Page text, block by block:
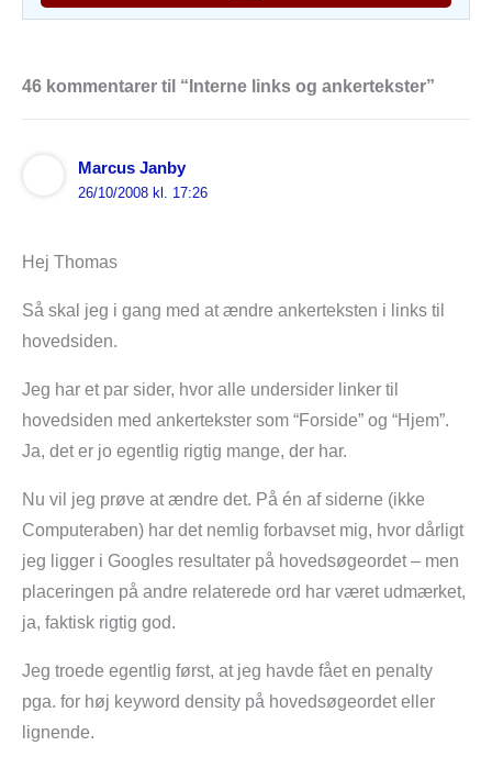
46 kommentarer til “Interne links og ankertekster”
Marcus Janby
26/10/2008 kl. 17:26
Hej Thomas
Så skal jeg i gang med at ændre ankerteksten i links til
hovedsiden.
Jeg har et par sider, hvor alle undersider linker til
hovedsiden med ankertekster som “Forside” og “Hjem”.
Ja, det er jo egentlig rigtig mange, der har.
Nu vil jeg prøve at ændre det. På én af siderne (ikke
Computeraben) har det nemlig forbavset mig, hvor dårligt
jeg ligger i Googles resultater på hovedsøgeordet – men
placeringen på andre relaterede ord har været udmærket,
ja, faktisk rigtig god.
Jeg troede egentlig først, at jeg havde fået en penalty
pga. for høj keyword density på hovedsøgeordet eller
lignende.